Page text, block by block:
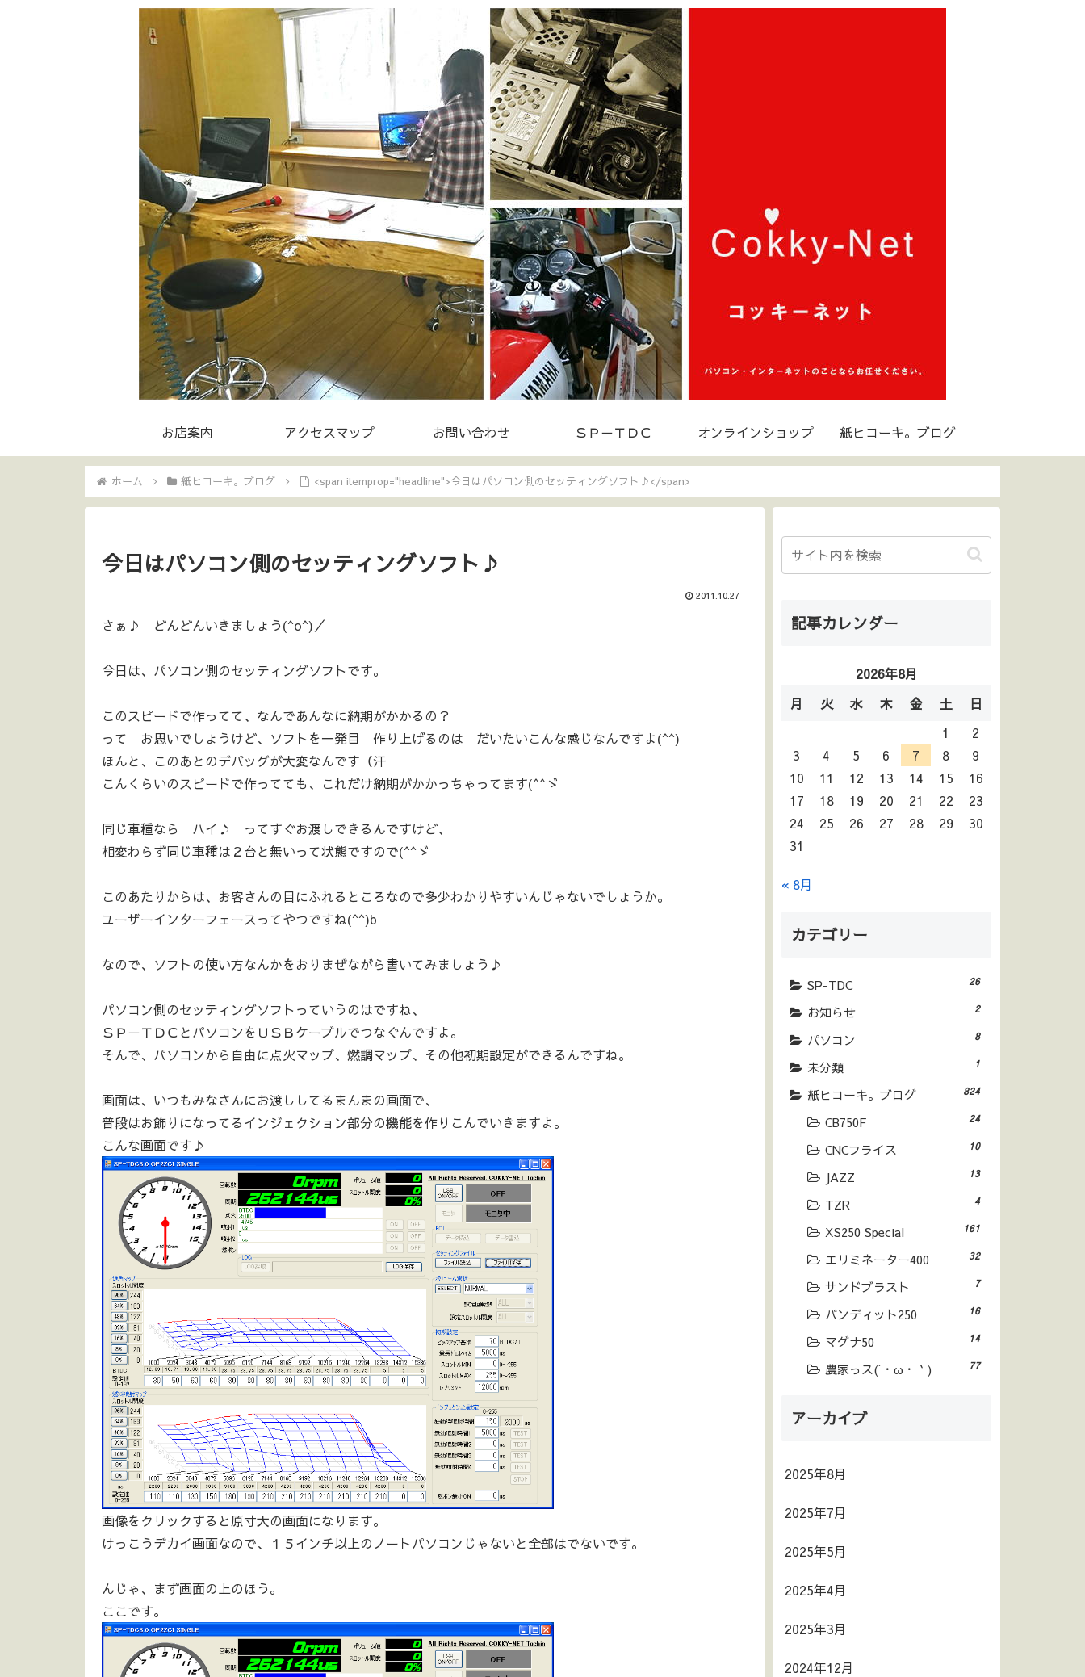
お店案内 アクセスマップ お問い合わせ ＳＰ－ＴＤＣ オンラインショップ 紙ヒコーキ。ブログ
ホーム 紙ヒコーキ。ブログ <span itemprop="headline">今日はパソコン側のセッティングソフト♪</span>
今日はパソコン側のセッティングソフト♪
2011.10.27
さぁ♪ どんどんいきましょう(^o^)／
今日は、パソコン側のセッティングソフトです。
このスピードで作ってて、なんであんなに納期がかかるの？
って お思いでしょうけど、ソフトを一発目 作り上げるのは だいたいこんな感じなんですよ(^^)
ほんと、このあとのデバッグが大変なんです（汗
こんくらいのスピードで作ってても、これだけ納期がかかっちゃってます(^^ゞ
同じ車種なら ハイ♪ ってすぐお渡しできるんですけど、
相変わらず同じ車種は２台と無いって状態ですので(^^ゞ
このあたりからは、お客さんの目にふれるところなので多少わかりやすいんじゃないでしょうか。
ユーザーインターフェースってやつですね(^^)b
なので、ソフトの使い方なんかをおりまぜながら書いてみましょう♪
パソコン側のセッティングソフトっていうのはですね、
ＳＰ－ＴＤＣとパソコンをＵＳＢケーブルでつなぐんですよ。
そんで、パソコンから自由に点火マップ、燃調マップ、その他初期設定ができるんですね。
画面は、いつもみなさんにお渡ししてるまんまの画面で、
普段はお飾りになってるインジェクション部分の機能を作りこんでいきますよ。
こんな画面です♪
画像をクリックすると原寸大の画面になります。
けっこうデカイ画面なので、１５インチ以上のノートパソコンじゃないと全部はでないです。
んじゃ、まず画面の上のほう。
ここです。
記事カレンダー
2026年8月
月
火 水 木 金 土
日
1
2
3
4 5 6 7 8
9
10
11 12 13 14 15
16
17
18 19 20 21 22
23
24
25 26 27 28 29
30
31
« 8月
カテゴリー
SP-TDC 26
お知らせ 2
パソコン 8
未分類 1
紙ヒコーキ。ブログ 824
CB750F 24
CNCフライス 10
JAZZ 13
TZR 4
XS250 Special 161
エリミネーター400 32
サンドブラスト 7
バンディット250 16
マグナ50 14
農家っス(´・ω・｀) 77
アーカイブ
2025年8月
2025年7月
2025年5月
2025年4月
2025年3月
2024年12月